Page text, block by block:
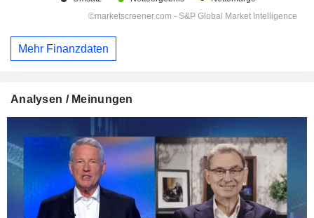
Mehr Finanzdaten
Analysen / Meinungen